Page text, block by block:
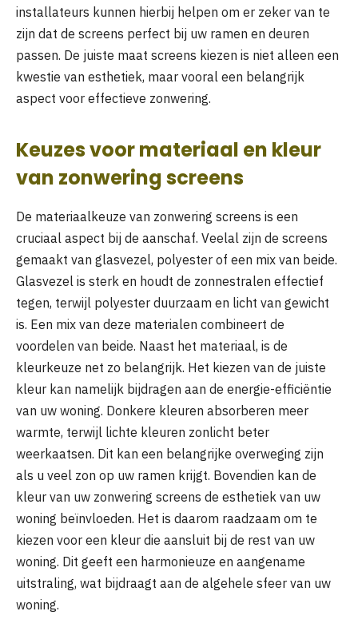
installateurs kunnen hierbij helpen om er zeker van te
zijn dat de screens perfect bij uw ramen en deuren
passen. De juiste maat screens kiezen is niet alleen een
kwestie van esthetiek, maar vooral een belangrijk
aspect voor effectieve zonwering.
Keuzes voor materiaal en kleur
van zonwering screens
De materiaalkeuze van zonwering screens is een
cruciaal aspect bij de aanschaf. Veelal zijn de screens
gemaakt van glasvezel, polyester of een mix van beide.
Glasvezel is sterk en houdt de zonnestralen effectief
tegen, terwijl polyester duurzaam en licht van gewicht
is. Een mix van deze materialen combineert de
voordelen van beide. Naast het materiaal, is de
kleurkeuze net zo belangrijk. Het kiezen van de juiste
kleur kan namelijk bijdragen aan de energie-efficiëntie
van uw woning. Donkere kleuren absorberen meer
warmte, terwijl lichte kleuren zonlicht beter
weerkaatsen. Dit kan een belangrijke overweging zijn
als u veel zon op uw ramen krijgt. Bovendien kan de
kleur van uw zonwering screens de esthetiek van uw
woning beïnvloeden. Het is daarom raadzaam om te
kiezen voor een kleur die aansluit bij de rest van uw
woning. Dit geeft een harmonieuze en aangename
uitstraling, wat bijdraagt aan de algehele sfeer van uw
woning.